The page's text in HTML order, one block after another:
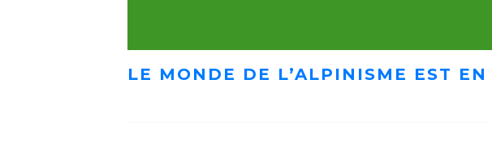
LE MONDE DE L’ALPINISME EST